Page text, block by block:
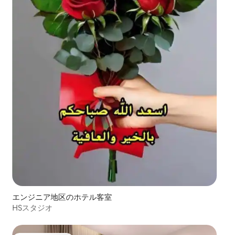
エンジニア地区のホテル客室
HSスタジオ